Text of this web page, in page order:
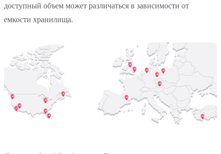
доступный объем может различаться в зависимости от
емкости хранилища.